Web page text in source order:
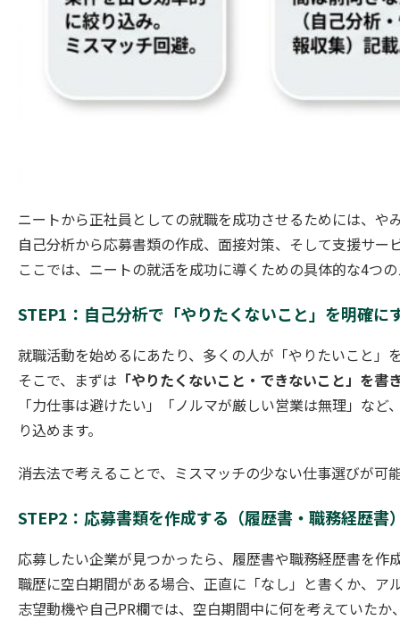
ニートから正社員としての就職を成功させるためには、
自己分析から応募書類の作成、面接対策、そして支援サ
ここでは、ニートの就活を成功に導くための具体的な4つ
STEP1：自己分析で「やりたくないこと」を明確に
就職活動を始めるにあたり、多くの人が「やりたいこと
そこで、まずは 「やりたくないこと・できないこと」を書
「力仕事は避けたい」「ノルマが厳しい営業は無理」な
り込めます。
消去法で考えることで、ミスマッチの少ない仕事選びが可
STEP2：応募書類を作成する（履歴書・職務経歴書
応募したい企業が見つかったら、履歴書や職務経歴書を作
職歴に空白期間がある場合、正直に「なし」と書くか、ア
志望動機や自己PR欄では、空白期間中に何を考えていた